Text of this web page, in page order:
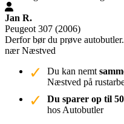
Jan R.
Peugeot 307 (2006)
Derfor bør du prøve
nær Næstved
Du kan nemt
Næstved på
Du sparer op til
hos Autobutler